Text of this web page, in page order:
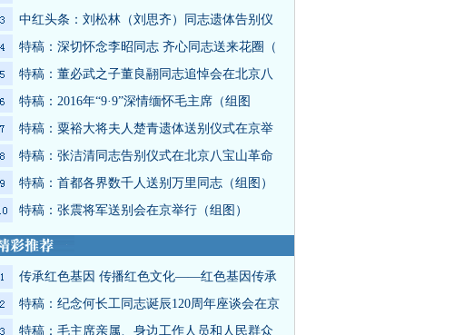
中红头条：刘松林（刘思齐）同志遗体告别仪
特稿：深切怀念李昭同志 齐心同志送来花圈（
特稿：董必武之子董良翮同志追悼会在北京八
特稿：2016年“9·9”深情缅怀毛主席（组图
特稿：粟裕大将夫人楚青遗体送别仪式在京举
特稿：张洁清同志告别仪式在北京八宝山革命
特稿：首都各界数千人送别万里同志（组图）
特稿：张震将军送别会在京举行（组图）
传承红色基因 传播红色文化——红色基因传承
特稿：纪念何长工同志诞辰120周年座谈会在京
特稿：毛主席亲属、身边工作人员和人民群众